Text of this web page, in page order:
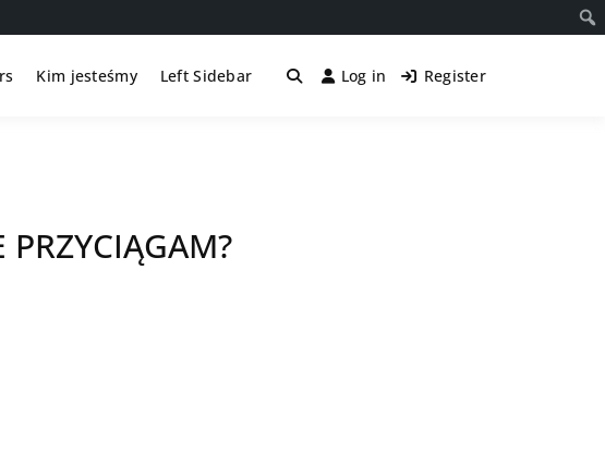
Kim jesteśmy Left Sidebar Log in Register
PRZYCIĄGAM?